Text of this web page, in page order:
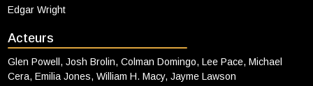
Ons serviceconcept
Club Lounge en balkon
Eten en drinken
Vacatures
Edgar Wright
Acteurs
Glen Powell, Josh Brolin, Colman Domingo, Lee Pace, Michael
Cera, Emilia Jones, William H. Macy, Jayme Lawson